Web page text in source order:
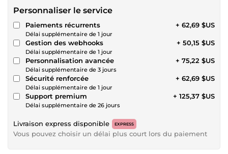
Personnaliser le service
Paiements récurrents
Délai supplémentaire de 1 jour
+ 62,69 $US
Gestion des webhooks
Délai supplémentaire de 1 jour
+ 50,15 $US
Personnalisation avancée
Délai supplémentaire de 3 jours
+ 75,22 $US
Sécurité renforcée
Délai supplémentaire de 1 jour
+ 62,69 $US
Support premium
Délai supplémentaire de 26 jours
+ 125,37 $US
Livraison express disponible EXPRESS
Vous pouvez choisir un délai plus court lors du paiement